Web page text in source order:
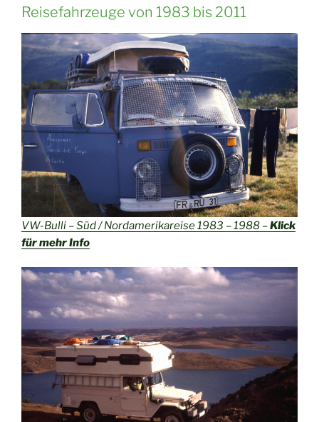
Reisefahrzeuge von 1983 bis 2011
VW-Bulli – Süd / Nordamerikareise 1983 – 1988 –Klick
für mehr Info